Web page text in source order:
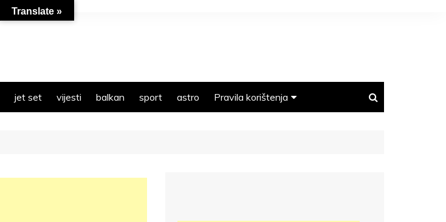
jet set vijesti balkan sport astro Pravila korištenja
Translate »